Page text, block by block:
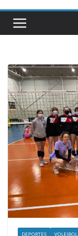
DEPORTES VOLEIBOL